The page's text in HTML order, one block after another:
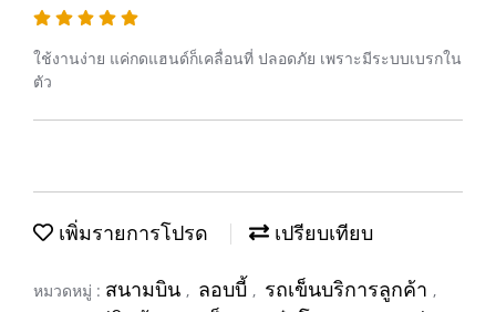
ใช้งานง่าย แค่กดแฮนด์ก็เคลื่อนที่ ปลอดภัย เพราะมีระบบเบรกใน
ตัว
เพิ่มรายการโปรด เปรียบเทียบ
หมวดหมู่ : สนามบิน , ลอบบี้ , รถเข็นบริการลูกค้า ,